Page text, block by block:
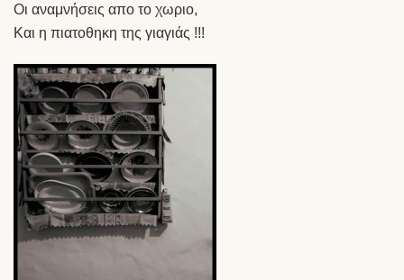
Οι αναμνήσεις απο το χωριο,
Και η πιατοθηκη της γιαγιάς !!!